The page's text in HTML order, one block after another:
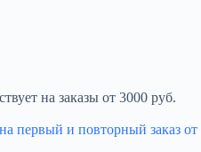
на заказы от 3000 руб.